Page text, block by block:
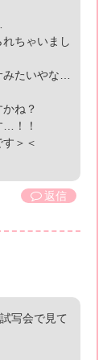
ちゃいまし
たいやな…
ね？
…！！
＞＜
返信
写会で見て